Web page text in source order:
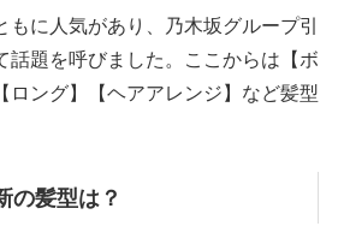
もに人気があり、乃木坂グループ引
話題を呼びました。ここからは【ボ
ロング】【ヘアアレンジ】など髪型
の髪型は？